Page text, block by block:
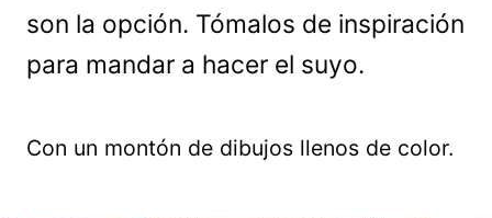
son la opción. Tómalos de inspiración
para mandar a hacer el suyo.
Con un montón de dibujos llenos de color.